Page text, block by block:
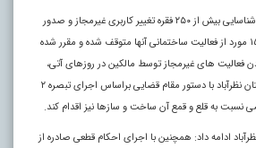
وی اضافه کرد: همچنین ضمن شناسایی بیش از ۲۵۰ فقره تغییر کاربری غیرمجاز و صدور
اخطاریه به متخلفین بیش از ۱۵۰ مورد از فعالیت ساختمانی آنها متوقف شده و مقرر شده
های غیرمجاز توسط مالکین در روزهای آتی،
مدیریت جهاد کشاورزی شهرستان نظرآباد با دستور مقام قضایی براساس اجرای تبصره ۲
ادامه داد: همچنین با اجرای احکام قطعی صادره از